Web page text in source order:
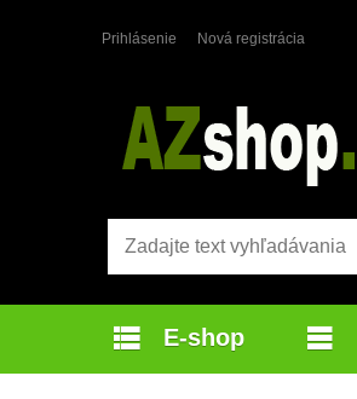
Prihlásenie Nová registrácia
E-shop